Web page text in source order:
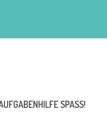
SPASS!